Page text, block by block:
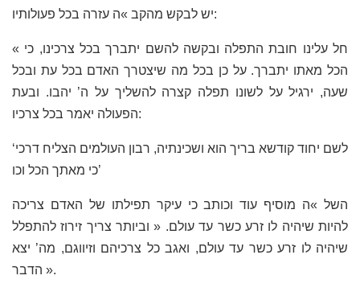
יש לבקש מהקב »ה עזרה בכל פעולותיו:
« חל עלינו חובת התפלה ובקשה להשם יתברך בכל צרכינו, כי
הכל מאתו יתברך. על כן בכל מה שיצטרך האדם בכל עת ובכל
שעה, ירגיל על לשונו תפלה קצרה להשליך על ה’ יהבו. ובעת
הפעולה יאמר בכל צרכיו:
‘לשם יחוד קודשא בריך הוא ושכינתיה, רבון העולמים הצליח דרכי
כי מאתך הכל וכו’
השל »ה מוסיף עוד וכותב כי עיקר תפילתו של האדם צריכה
להיות שיהיה לו זרע כשר עד עולם. « וביותר צריך זירוז להתפלל
שיהיה לו זרע כשר עד עולם, ואגב כל צרכיהם וזיווגם, מה’ יצא
הדבר ».